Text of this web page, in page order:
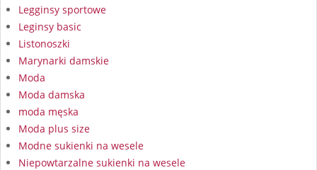
Legginsy sportowe
Leginsy basic
Listonoszki
Marynarki damskie
Moda
Moda damska
moda męska
Moda plus size
Modne sukienki na wesele
Niepowtarzalne sukienki na wesele